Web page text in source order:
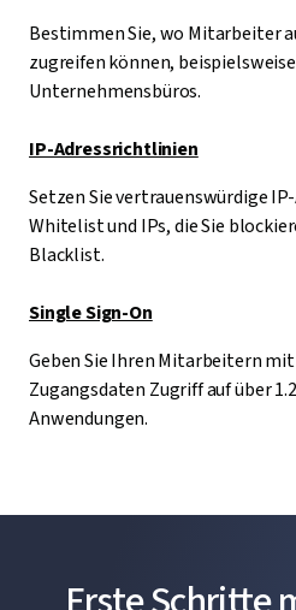
Bestimmen Sie, wo Mitarbeiter
zugreifen können,
Unternehmensbüros.
IP-Adressrichtlinien
Setzen Sie vertrauenswürdige
Whitelist und IPs, die Sie
Blacklist.
Single Sign-On
Geben Sie Ihren Mitarbeitern
Zugangsdaten Zugriff auf über
Anwendungen.